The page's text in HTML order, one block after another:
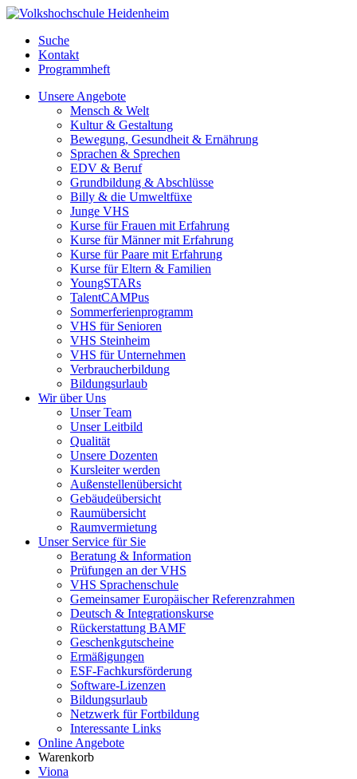
Suche
Kontakt
Programmheft
Unsere Angebote
Mensch & Welt
Kultur & Gestaltung
Bewegung, Gesundheit & Ernährung
Sprachen & Sprechen
EDV & Beruf
Grundbildung & Abschlüsse
Billy & die Umweltfüxe
Junge VHS
Kurse für Frauen mit Erfahrung
Kurse für Männer mit Erfahrung
Kurse für Paare mit Erfahrung
Kurse für Eltern & Familien
YoungSTARs
TalentCAMPus
Sommerferienprogramm
VHS für Senioren
VHS Steinheim
VHS für Unternehmen
Verbraucherbildung
Bildungsurlaub
Wir über Uns
Unser Team
Unser Leitbild
Qualität
Unsere Dozenten
Kursleiter werden
Außenstellenübersicht
Gebäudeübersicht
Raumübersicht
Raumvermietung
Unser Service für Sie
Beratung & Information
Prüfungen an der VHS
VHS Sprachenschule
Gemeinsamer Europäischer Referenzrahmen
Deutsch & Integrationskurse
Rückerstattung BAMF
Geschenkgutscheine
Ermäßigungen
ESF-Fachkursförderung
Software-Lizenzen
Bildungsurlaub
Netzwerk für Fortbildung
Interessante Links
Online Angebote
Warenkorb
Viona